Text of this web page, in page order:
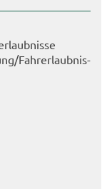
Fahr­erlaub­nis­